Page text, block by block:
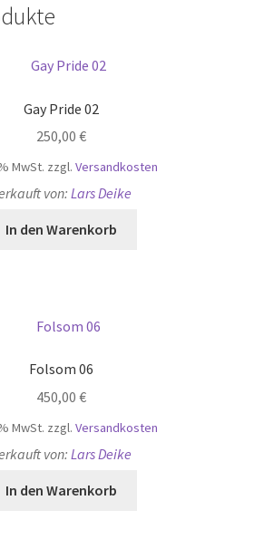
Gay Pride 02
250,00 €
MwSt. zzgl. Versandkosten
von:Lars Deike
In den Warenkorb
Folsom 06
450,00 €
MwSt. zzgl. Versandkosten
von:Lars Deike
In den Warenkorb